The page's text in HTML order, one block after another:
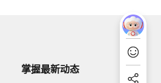
掌握最新动态